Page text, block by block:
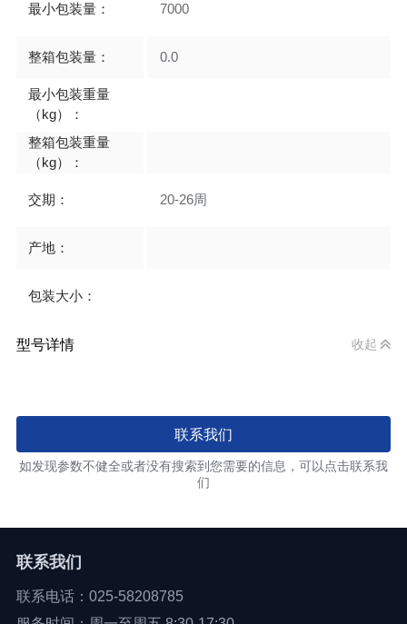
最小包装量： 7000
整箱包装量： 0.0
最小包装重量
（kg）：
整箱包装重量
（kg）：
交期： 20-26周
产地：
包装大小：
型号详情 收起
联系我们
如发现参数不健全或者没有搜索到您需要的信息，可以点击联系我
们
联系我们
联系电话：025-58208785